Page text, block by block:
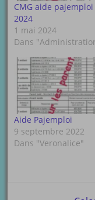
CMG aide
2024
1 mai 2024
Dans
Aide Pajemploi
9 septembre 2022
Dans "Veronalice"